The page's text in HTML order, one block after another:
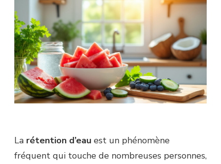
La rétention d’eau est un phénomène
fréquent qui touche de nombreuses personnes,